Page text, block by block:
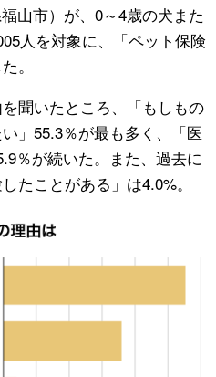
山市）が、0～4歳の犬また
人を対象に、「ペット保険
。
聞いたところ、「もしもの
」55.3％が最も多く、「医
％が続いた。また、過去に
たことがある」は4.0%。